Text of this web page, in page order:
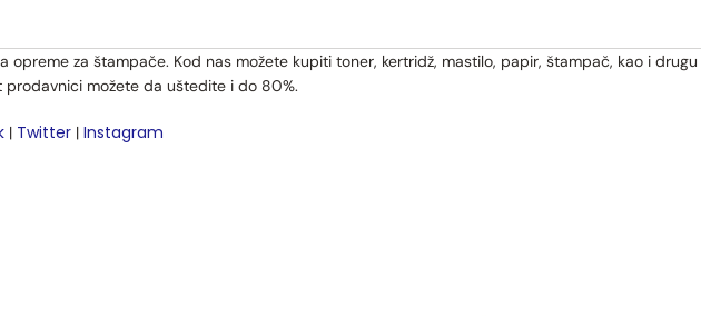
opreme za štampače. Kod nas možete kupiti toner, kertridž, mastilo, papir, štampač, kao i
možete da uštedite i do 80%.
| Twitter | Instagram